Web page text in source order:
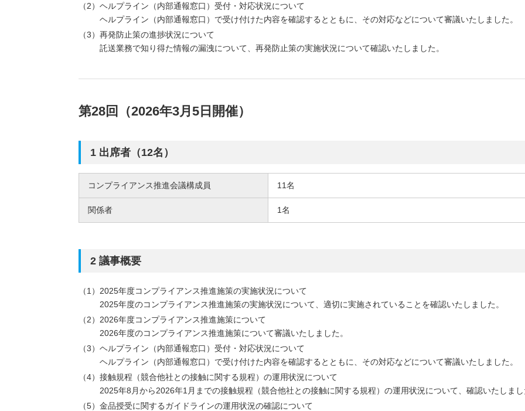
ヘルプライン（内部通報窓口）受付・対応状況について
ヘルプライン（内部通報窓口）で受け付けた内容を確認するとともに、その対応などについて審議いたしました。
再発防止策の進捗状況について
託送業務で知り得た情報の漏洩について、再発防止策の実施状況について確認いたしました。
第28回（2026年3月5日開催）
1 出席者（12名）
コンプライアンス推進会議構成員 11名
関係者 1名
2 議事概要
2025年度コンプライアンス推進施策の実施状況について
2025年度のコンプライアンス推進施策の実施状況について、適切に実施されていることを確認いたしました。
2026年度コンプライアンス推進施策について
2026年度のコンプライアンス推進施策について審議いたしました。
ヘルプライン（内部通報窓口）受付・対応状況について
ヘルプライン（内部通報窓口）で受け付けた内容を確認するとともに、その対応などについて審議いたしました。
接触規程（競合他社との接触に関する規程）の運用状況について
2025年8月から2026年1月までの接触規程（競合他社との接触に関する規程）の運用状況について、確認いたしま
金品授受に関するガイドラインの運用状況の確認について